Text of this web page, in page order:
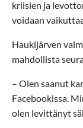
kriisien ja
voidaan
Haukijärven
mahdollista
– Olen saanut
Facebookissa.
olen levittänyt